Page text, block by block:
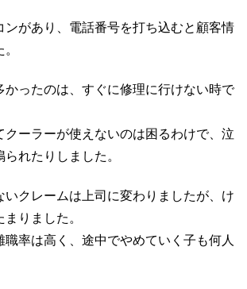
ンがあり、電話番号を打ち込むと顧客情
かったのは、すぐに修理に行けない時で
クーラーが使えないのは困るわけで、泣
れたりしました。
いクレームは上司に変わりましたが、け
りました。
職率は高く、途中でやめていく子も何人